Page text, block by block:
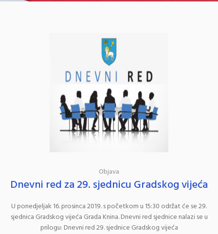
Objava
Dnevni red za 29. sjednicu Gradskog vijeća
U ponedjeljak 16. prosinca 2019. s početkom u 15:30 održat će se 29.
sjednica Gradskog vijeća Grada Knina. Dnevni red sjednice nalazi se u
prilogu: Dnevni red 29. sjednice Gradskog vijeća